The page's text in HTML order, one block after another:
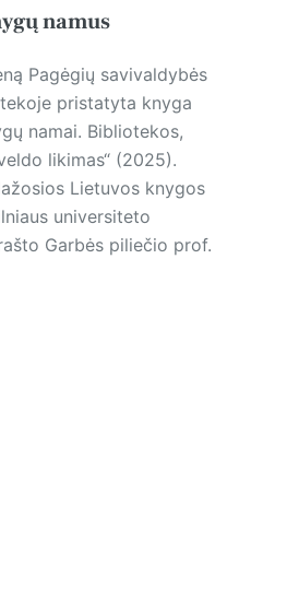
namus
Pagėgių savivaldybės
pristatyta knyga
namai. Bibliotekos,
likimas“ (2025).
Lietuvos knygos
universiteto
Garbės piliečio prof.